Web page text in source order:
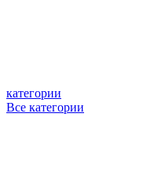
категории
Все категории